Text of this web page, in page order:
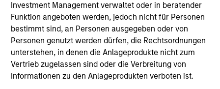
Investment Management verwaltet oder in beratender
Funktion angeboten werden, jedoch nicht für Personen
bestimmt sind, an Personen ausgegeben oder von
Personen genutzt werden dürfen, die Rechtsordnungen
unterstehen, in denen die Anlageprodukte nicht zum
Vertrieb zugelassen sind oder die Verbreitung von
Informationen zu den Anlageprodukten verboten ist.
Anträge auf Anteile an den Teilfonds sollten erst gestellt
werden, wenn der aktuelle Verkaufsprospekt, das Key
Information Document („KID“) oder das Key Investor
Information Document („KIID“), der Jahres- und
Halbjahresbericht („Angebotsunterlagen“) oder andere
Dokumente, die in Ihrer Nähe online unter
https://www.morganstanley.com/im/msinvf/index.html
verfügbar sind oder kostenlos beim Geschäftssitz von